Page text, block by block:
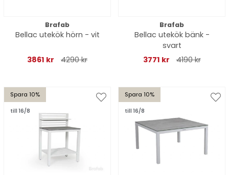
Brafab
Bellac utekök hörn - vit
3861 kr 4290 kr
Brafab
Bellac utekök bänk -
svart
3771 kr
4190 kr
Spara 10%
till 16/8
Spara 10%
till 16/8